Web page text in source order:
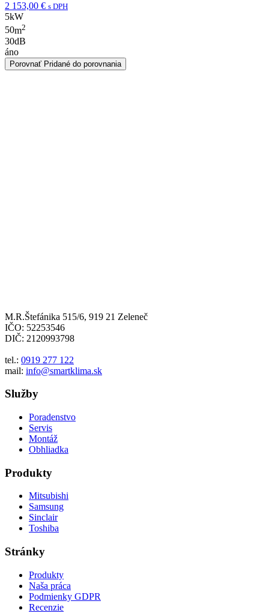
2 153,00 € s DPH
5kW
50m2
30dB
áno
Porovnať Pridané do porovnania
M.R.Štefánika 515/6, 919 21 Zeleneč
IČO: 52253546
DIČ: 2120993798
tel.: 0919 277 122
mail: info@smartklima.sk
Služby
Poradenstvo
Servis
Montáž
Obhliadka
Produkty
Mitsubishi
Samsung
Sinclair
Toshiba
Stránky
Produkty
Naša práca
Podmienky GDPR
Recenzie